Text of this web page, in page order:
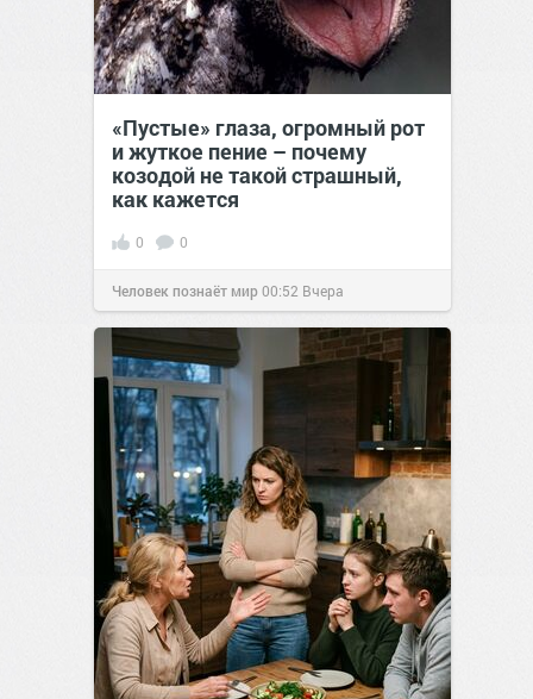
«Пустые» глаза, огромный рот
и жуткое пение – почему
козодой не такой страшный,
как кажется
0 0
Человек познаёт мир00:52 Вчера